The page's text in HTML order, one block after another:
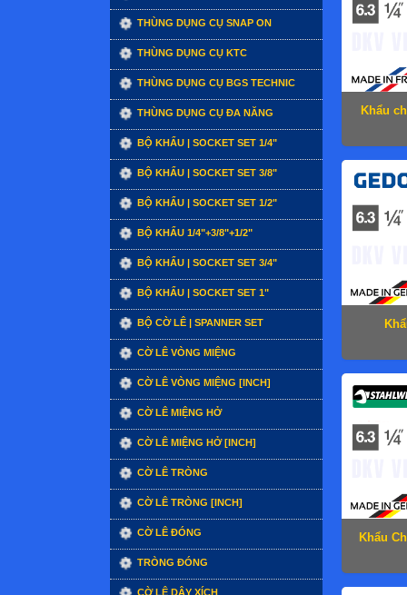
THÙNG DỤNG CỤ SNAP ON
THÙNG DỤNG CỤ KTC
THÙNG DỤNG CỤ BGS TECHNIC
THÙNG DỤNG CỤ ĐA NĂNG
BỘ KHẨU | SOCKET SET 1/4"
BỘ KHẨU | SOCKET SET 3/8"
BỘ KHẨU | SOCKET SET 1/2"
BỘ KHẨU 1/4"+3/8"+1/2"
BỘ KHẨU | SOCKET SET 3/4"
BỘ KHẨU | SOCKET SET 1"
BỘ CỜ LÊ | SPANNER SET
CỜ LÊ VÒNG MIỆNG
CỜ LÊ VÒNG MIỆNG [INCH]
CỜ LÊ MIỆNG HỞ
CỜ LÊ MIỆNG HỞ [INCH]
CỜ LÊ TRÒNG
CỜ LÊ TRÒNG [INCH]
CỜ LÊ ĐÓNG
TRÒNG ĐÓNG
CỜ LÊ DÂY XÍCH
Khẩu
Khẩu